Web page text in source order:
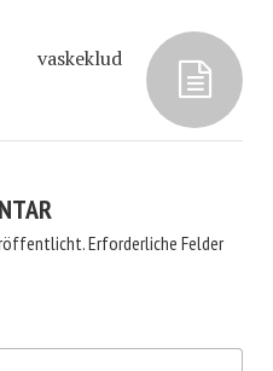
vaskeklud
Erforderliche Felder